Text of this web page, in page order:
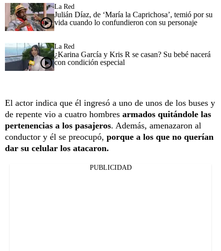
La Red
Julián Díaz, de ‘María la Caprichosa’, temió por su
vida cuando lo confundieron con su personaje
La Red
¿Karina García y Kris R se casan? Su bebé nacerá
con condición especial
El actor indica que él ingresó a uno de unos de los buses y
de repente vio a cuatro hombres armados quitándole las
pertenencias a los pasajeros. Además, amenazaron al
conductor y él se preocupó, porque a los que no querían
dar su celular los atacaron.
PUBLICIDAD